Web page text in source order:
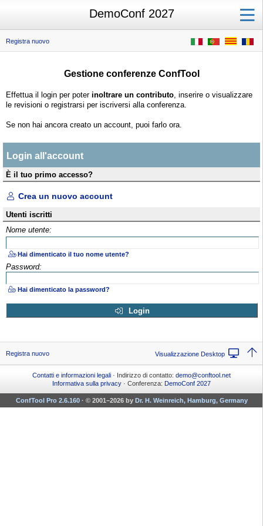
DemoConf 2027
Registra nuovo
Gestione conferenze ConfTool
Effettua il login per poter inoltrare un contributo , inserire o visualizzare
le revisioni o registrarsi per iscriversi alla conferenza.
Se non hai ancora creato un account, puoi farlo ora.
Login all'account
È il tuo primo accesso?
Crea un nuovo account
Utenti iscritti
Nome utente:
Hai dimenticato il tuo nome utente?
Password:
Hai dimenticato la password?
Login
Registra nuovo Visualizzazione Desktop
Contatti e informazioni legali · Indirizzo di contatto: demo@conftool.net
Informativa sulla privacy · Conferenza: DemoConf 2027
ConfTool Pro 2.6.160· © 2001–2026 by Dr. H. Weinreich, Hamburg, Germany